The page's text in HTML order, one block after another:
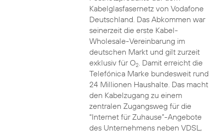
Kabelglasfasernetz von Vodafone
Deutschland. Das Abkommen war
seinerzeit die erste Kabel-
Wholesale-Vereinbarung im
deutschen Markt und gilt zurzeit
exklusiv für O2. Damit erreicht die
Telefónica Marke bundesweit rund
24 Millionen Haushalte. Das macht
den Kabelzugang zu einem
zentralen Zugangsweg für die
“Internet für Zuhause”-Angebote
des Unternehmens neben VDSL,